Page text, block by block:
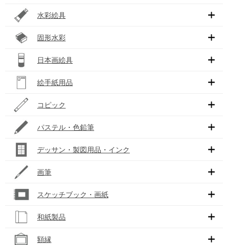
水彩絵具
固形水彩
日本画絵具
絵手紙用品
コピック
パステル・色鉛筆
デッサン・製図用品・インク
画筆
スケッチブック・画紙
和紙製品
額縁